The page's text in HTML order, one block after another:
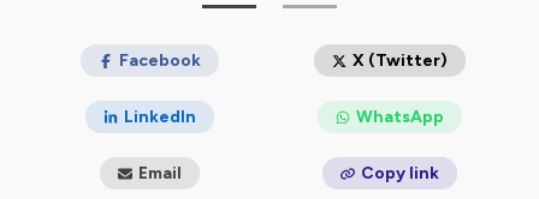
conseiller financier AU CONSEIL indépendant.
d’investissement sans langue de bois pour renforcer
et te faire découvrir de nouvelles stratégies pour te
pousser à passer à l’action et investir simplement au
Facebook X (Twitter)
LinkedIn WhatsApp
Email Copy link